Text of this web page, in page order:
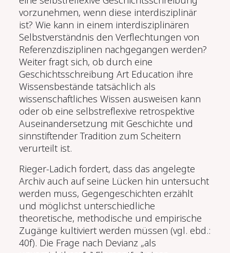
vorzunehmen, wenn diese interdisziplinär
ist? Wie kann in einem interdisziplinären
Selbstverständnis den Verflechtungen von
Referenzdisziplinen nachgegangen werden?
Weiter fragt sich, ob durch eine
Geschichtsschreibung Art Education ihre
Wissensbestände tatsächlich als
wissenschaftliches Wissen ausweisen kann
oder ob eine selbstreflexive retrospektive
Auseinandersetzung mit Geschichte und
sinnstiftender Tradition zum Scheitern
verurteilt ist.
Rieger-Ladich fordert, dass das angelegte
Archiv auch auf seine Lücken hin untersucht
werden muss, Gegengeschichten erzählt
und möglichst unterschiedliche
theoretische, methodische und empirische
Zugänge kultiviert werden müssen (vgl. ebd.:
40f). Die Frage nach Devianz „als